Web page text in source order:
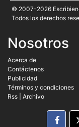
© 2007-2026
Todos los derechos
Nosotros
Acerca de
Contáctenos
Publicidad
Términos y condiciones
Rss
Archivo